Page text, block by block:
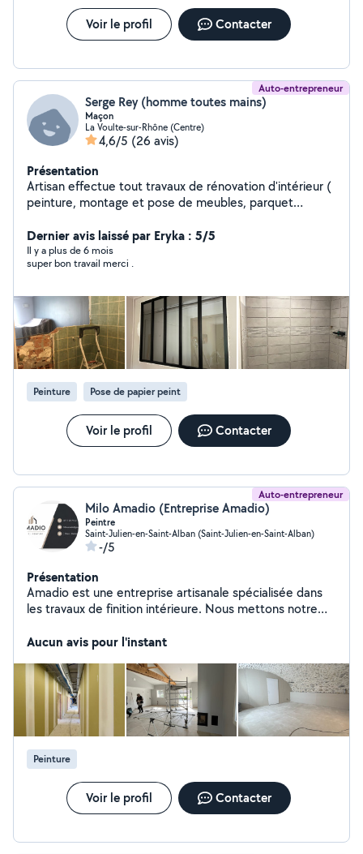
Voir le profil Contacter
Auto-entrepreneur
Serge Rey (homme toutes mains)
Maçon
La Voulte-sur-Rhône (Centre)
4,6/5 (26 avis)
Présentation
Artisan effectue tout travaux de rénovation d'intérieur (
peinture, montage et pose de meubles, parquet
Dernier avis laissé par Eryka : 5/5
Il y a plus de 6 mois
super bon travail merci .
Peinture Pose de papier peint
Voir le profil Contacter
Auto-entrepreneur
Milo Amadio (Entreprise Amadio)
Peintre
Saint-Julien-en-Saint-Alban (Saint-Julien-en-Saint-Alban)
-/5
Présentation
Amadio est une entreprise artisanale spécialisée dans
les travaux de finition intérieure. Nous mettons notre
professionels pour réaliser des projets de qualité en
engagement repose sur le professionalisme , le souci du
détail et le respect des délais afin de garantir des
réalisations soignées et durables . Qu'il s'agisse d'une
rénovation , d'un aménagement intérieur ou d'un projet
neuf , nous vous accompagnons avec des solutions
adaptées à vos besoins.
Aucun avis pour l'instant
Peinture
Voir le profil Contacter